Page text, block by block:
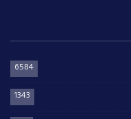
6584
1343